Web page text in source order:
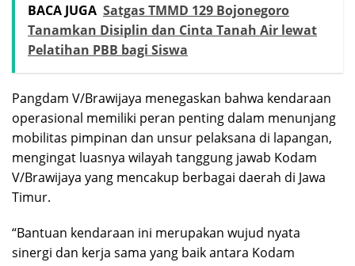
BACA JUGA Satgas TMMD 129 Bojonegoro
Tanamkan Disiplin dan Cinta Tanah Air lewat
Pelatihan PBB bagi Siswa
Pangdam V/Brawijaya menegaskan bahwa kendaraan
operasional memiliki peran penting dalam menunjang
mobilitas pimpinan dan unsur pelaksana di lapangan,
mengingat luasnya wilayah tanggung jawab Kodam
V/Brawijaya yang mencakup berbagai daerah di Jawa
Timur.
“Bantuan kendaraan ini merupakan wujud nyata
sinergi dan kerja sama yang baik antara Kodam